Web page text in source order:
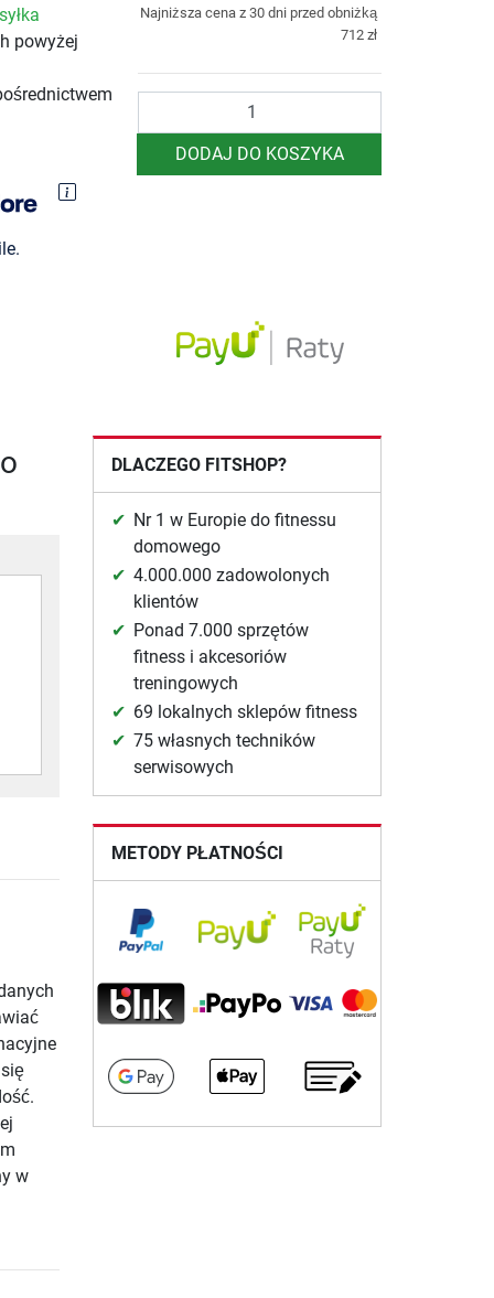
powyżej
Najniższa cena z 30 dni przed obniżką
712 zł
DODAJ DO KOSZYKA
w
DLACZEGO FITSHOP?
Nr 1 w Europie do fitnessu
domowego
4.000.000 zadowolonych
klientów
Ponad 7.000 sprzętów
fitness i akcesoriów
treningowych
69 lokalnych sklepów fitness
75 własnych techników
serwisowych
METODY PŁATNOŚCI